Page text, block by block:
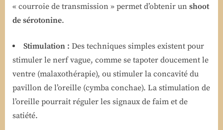
« courroie de transmission » permet d’obtenir un shoot
de sérotonine.
Stimulation : Des techniques simples existent pour
stimuler le nerf vague, comme se tapoter doucement le
ventre (malaxothérapie), ou stimuler la concavité du
pavillon de l’oreille (cymba conchae). La stimulation de
l’oreille pourrait réguler les signaux de faim et de
satiété.